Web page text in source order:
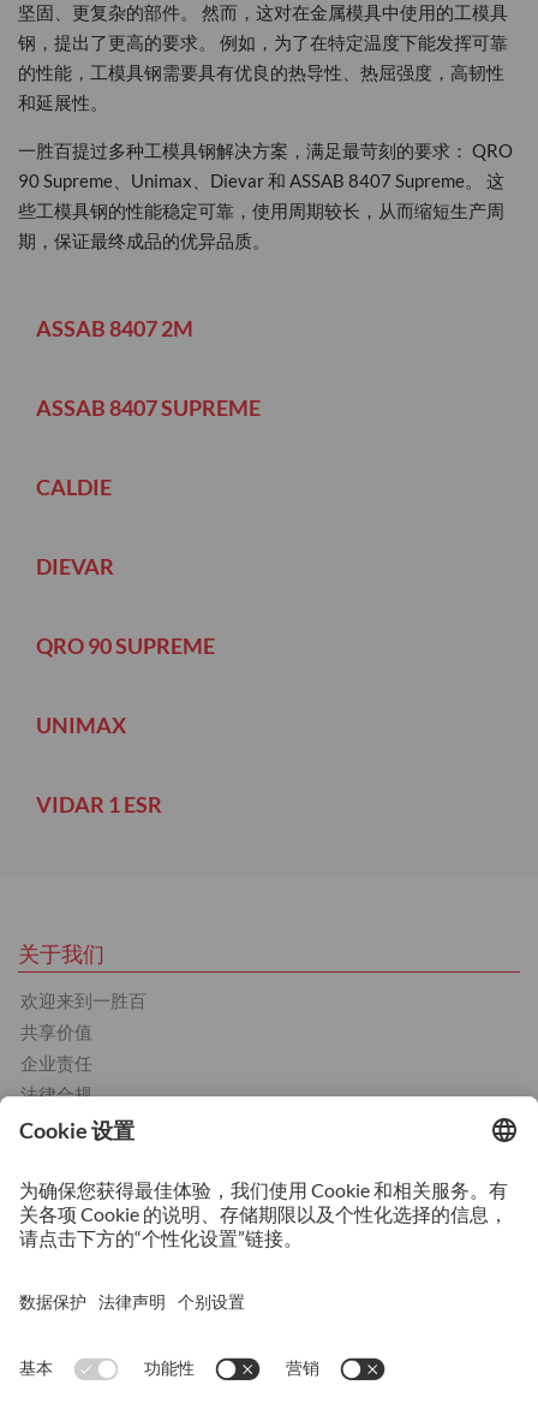
坚固、更复杂的部件。 然而，这对在金属模具中使用的工模具
钢，提出了更高的要求。 例如，为了在特定温度下能发挥可靠
的性能，工模具钢需要具有优良的热导性、热屈强度，高韧性
和延展性。
一胜百提过多种工模具钢解决方案，满足最苛刻的要求： QRO
90 Supreme、Unimax、Dievar 和 ASSAB 8407 Supreme。 这
些工模具钢的性能稳定可靠，使用周期较长，从而缩短生产周
期，保证最终成品的优异品质。
ASSAB 8407 2M
ASSAB 8407 SUPREME
CALDIE
DIEVAR
QRO 90 SUPREME
UNIMAX
VIDAR 1 ESR
关于我们
欢迎来到一胜百
共享价值
企业责任
法律合规
产品
热作工模具钢
塑胶工模具钢
服务
热处理
表面涂层